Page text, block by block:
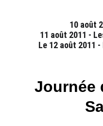
10 août
11 août 2011 -
Le 12 août 2011
Journée